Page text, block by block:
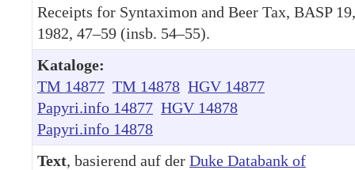
Receipts for Syntaximon and Beer Tax, BASP 19,
1982, 47–59 (insb. 54–55).
Kataloge:
TM 14877 TM 14878 HGV 14877
Papyri.info 14877 HGV 14878
Papyri.info 14878
Text, basierend auf der Duke Databank of